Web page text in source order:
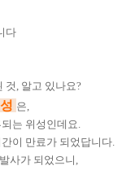
다
것, 알고 있나요?
은,
는 위성인데요.
이 만료가 되었답니다.
사가 되었으니,